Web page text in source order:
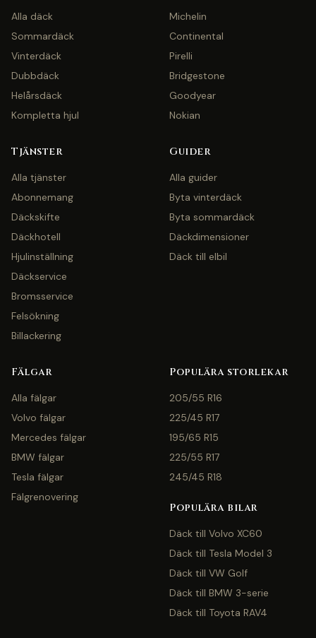
Alla däck
Sommardäck
Vinterdäck
Dubbdäck
Helårsdäck
Kompletta hjul
Michelin
Continental
Pirelli
Bridgestone
Goodyear
Nokian
Tjänster
Alla tjänster
Abonnemang
Däckskifte
Däckhotell
Hjulinställning
Däckservice
Bromsservice
Felsökning
Billackering
Guider
Alla guider
Byta vinterdäck
Byta sommardäck
Däckdimensioner
Däck till elbil
Fälgar
Alla fälgar
Volvo fälgar
Mercedes fälgar
BMW fälgar
Tesla fälgar
Fälgrenovering
Populära storlekar
205/55 R16
225/45 R17
195/65 R15
225/55 R17
245/45 R18
Populära bilar
Däck till Volvo XC60
Däck till Tesla Model 3
Däck till VW Golf
Däck till BMW 3-serie
Däck till Toyota RAV4